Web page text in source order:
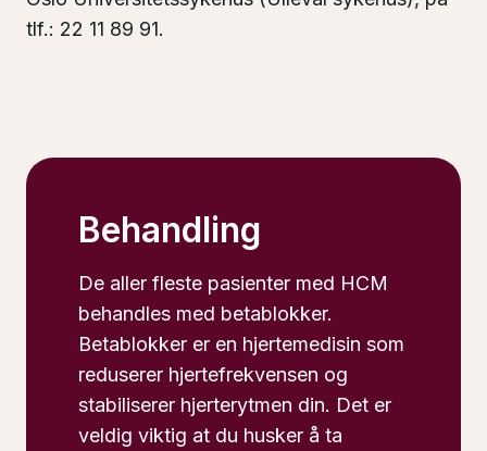
tlf.: 22 11 89 91.
Behandling
De aller fleste pasienter med HCM
behandles med betablokker.
Betablokker er en hjertemedisin som
reduserer hjertefrekvensen og
stabiliserer hjerterytmen din. Det er
veldig viktig at du husker å ta